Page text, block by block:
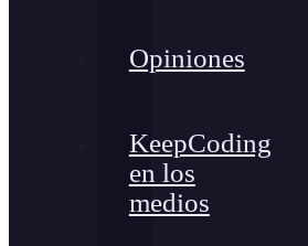
Opiniones
KeepCoding
en los
medios